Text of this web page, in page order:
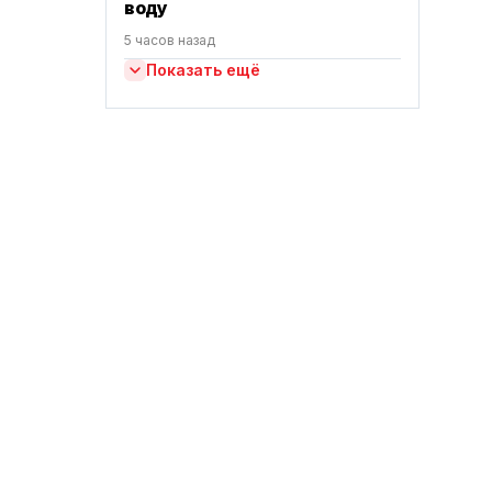
воду
5 часов назад
Показать ещё